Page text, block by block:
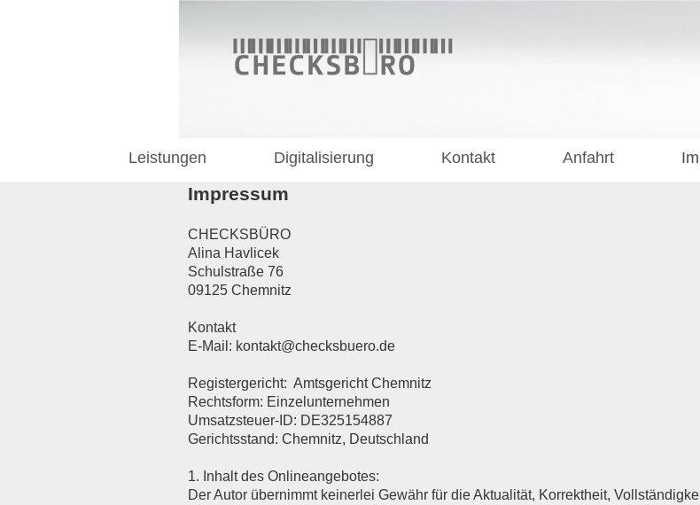
Leistungen Digitalisierung Kontakt Anfahrt
Impressum
CHECKSBÜRO
Alina Havlicek
Schulstraße 76
09125 Chemnitz
Kontakt
E-Mail: kontakt@checksbuero.de
Registergericht: Amtsgericht Chemnitz
Rechtsform: Einzelunternehmen
Umsatzsteuer-ID: DE325154887
Gerichtsstand: Chemnitz, Deutschland
1. Inhalt des Onlineangebotes:
Der Autor übernimmt keinerlei Gewähr für die Aktualität, Korrektheit,